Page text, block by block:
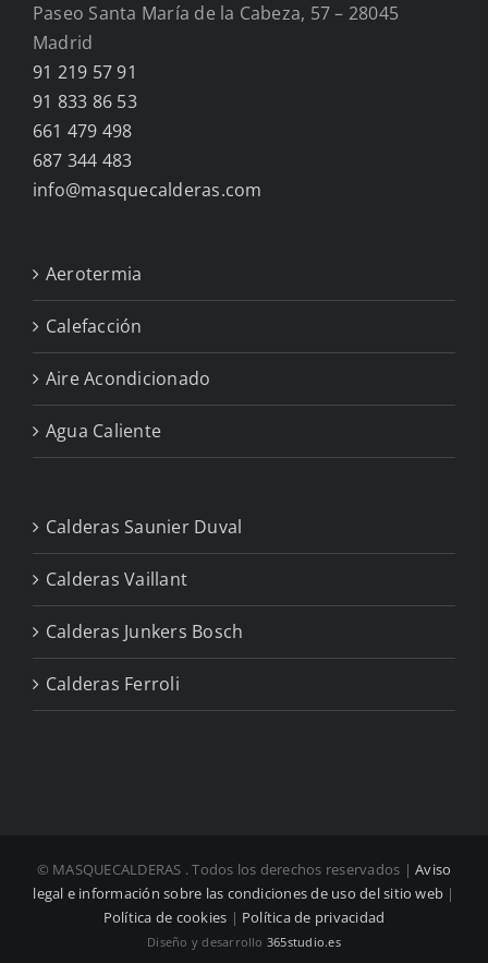
Paseo Santa María de la Cabeza, 57 – 28045
Madrid
91 219 57 91
91 833 86 53
661 479 498
687 344 483
info@masquecalderas.com
Aerotermia
Calefacción
Aire Acondicionado
Agua Caliente
Calderas Saunier Duval
Calderas Vaillant
Calderas Junkers Bosch
Calderas Ferroli
© MASQUECALDERAS . Todos los derechos reservados |Aviso
legal e información sobre las condiciones de uso del sitio web |
Política de cookies | Política de privacidad
Diseño y desarrollo 365studio.es